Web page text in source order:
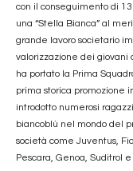
con il conseguimento di
una “Stella Bianca” al
grande lavoro societario
valorizzazione dei giovani
ha portato la Prima
prima storica promozione
introdotto numerosi
biancoblù nel mondo del
società come Juventus,
Pescara, Genoa, Suditrol